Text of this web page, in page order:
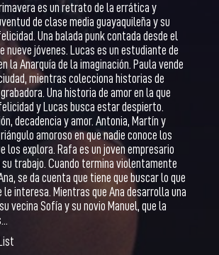
es un retrato de la errática y
de clase media guayaquileña y su
Una balada punk contada desde el
nueve jóvenes. Lucas es un estudiante de
la Anarquía de la imaginación. Paula vende
mientras colecciona historias de
Una historia de amor en la que
y Lucas busca estar despierto.
decadencia y amor. Antonia, Martín y
amoroso en que nadie conoce los
los explora. Rafa es un joven empresario
su trabajo. Cuando termina violentamente
se da cuenta que tiene que buscar lo que
interesa. Mientras que Ana desarrolla una
vecina Sofía y su novio Manuel, que la